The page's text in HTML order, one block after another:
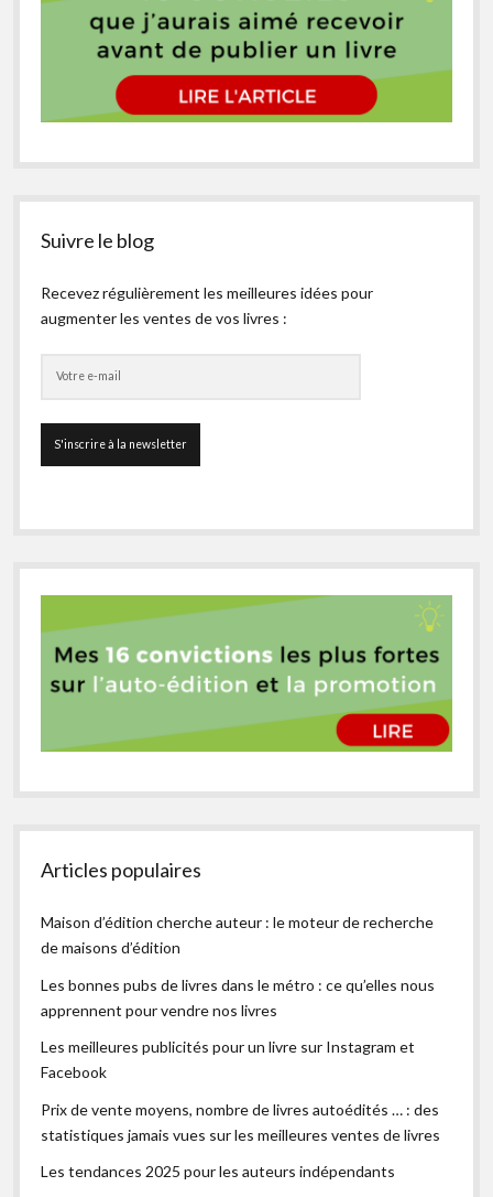
Suivre le blog
Recevez régulièrement les meilleures idées pour
augmenter les ventes de vos livres :
Articles populaires
Maison d’édition cherche auteur : le moteur de recherche
de maisons d’édition
Les bonnes pubs de livres dans le métro : ce qu’elles nous
apprennent pour vendre nos livres
Les meilleures publicités pour un livre sur Instagram et
Facebook
Prix de vente moyens, nombre de livres autoédités … : des
statistiques jamais vues sur les meilleures ventes de livres
Les tendances 2025 pour les auteurs indépendants